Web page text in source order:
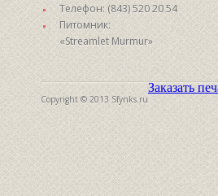
Телефон: (843) 520 20 54
Питомник:
«Streamlet Murmur»
Copyright © 2013 Sfynks.ru
Заказать